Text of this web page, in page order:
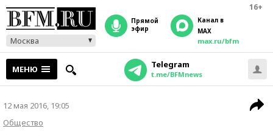
16+
Москва
прямой
эфир
Канал в
MAX
max.ru/bfm
МЕНЮ Telegram
t.me/BFMnews
12 мая 2016, 19:05
Общество